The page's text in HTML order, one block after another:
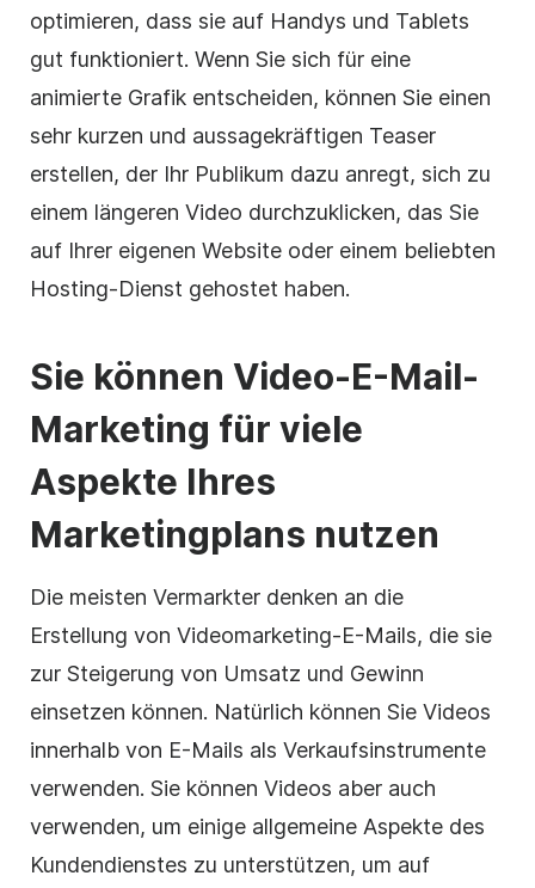
optimieren, dass sie auf Handys und Tablets
gut funktioniert. Wenn Sie sich für eine
animierte Grafik entscheiden, können Sie einen
sehr kurzen und aussagekräftigen Teaser
erstellen, der Ihr Publikum dazu anregt, sich zu
einem längeren Video durchzuklicken, das Sie
auf Ihrer eigenen Website oder einem beliebten
Hosting-Dienst gehostet haben.
Sie können Video-E-Mail-
Marketing für viele
Aspekte Ihres
Marketingplans nutzen
Die meisten Vermarkter denken an die
Erstellung von Videomarketing-E-Mails, die sie
zur Steigerung von Umsatz und Gewinn
einsetzen können. Natürlich können Sie Videos
innerhalb von E-Mails als Verkaufsinstrumente
verwenden. Sie können Videos aber auch
verwenden, um einige allgemeine Aspekte des
Kundendienstes zu unterstützen, um auf